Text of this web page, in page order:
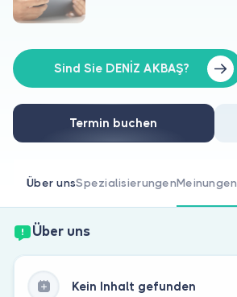
Für Patienten
Für Ärzte
Sind Sie DENİZ AKBAŞ?
Termin buchen
Über unsSpezialisierungenMeinungen
Über uns
Kein Inhalt gefunden